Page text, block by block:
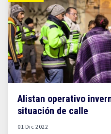
Alistan operativo
situación de calle
01 Dic 2022